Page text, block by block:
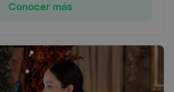
Conocer más